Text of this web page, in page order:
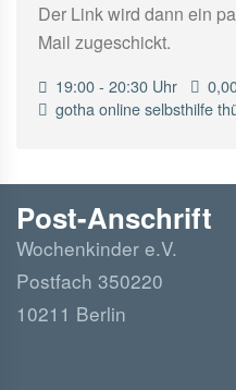
Der Link wird dann ein
Mail zugeschickt.
19:00 - 20:30 Uhr
gotha onlineselbsthilfe
Post-Anschrift
Wochenkinder e.V.
Postfach 350220
10211 Berlin